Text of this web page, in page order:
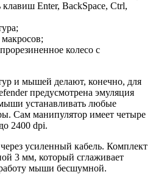
Enter, BackSpace, Ctrl,
колесо с
и мышей делают, конечно, для
предусмотрена эмуляция
устанавливать любые
Сам манипулятор имеет четыре
2400 dpi.
усиленный кабель. Комплект
3 мм, который сглаживает
работу мыши бесшумной.